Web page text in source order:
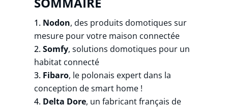
Nodon, des produits domotiques sur
mesure pour votre maison connectée
Somfy, solutions domotiques pour un
habitat connecté
Fibaro, le polonais expert dans la
conception de smart home !
Delta Dore, un fabricant français de